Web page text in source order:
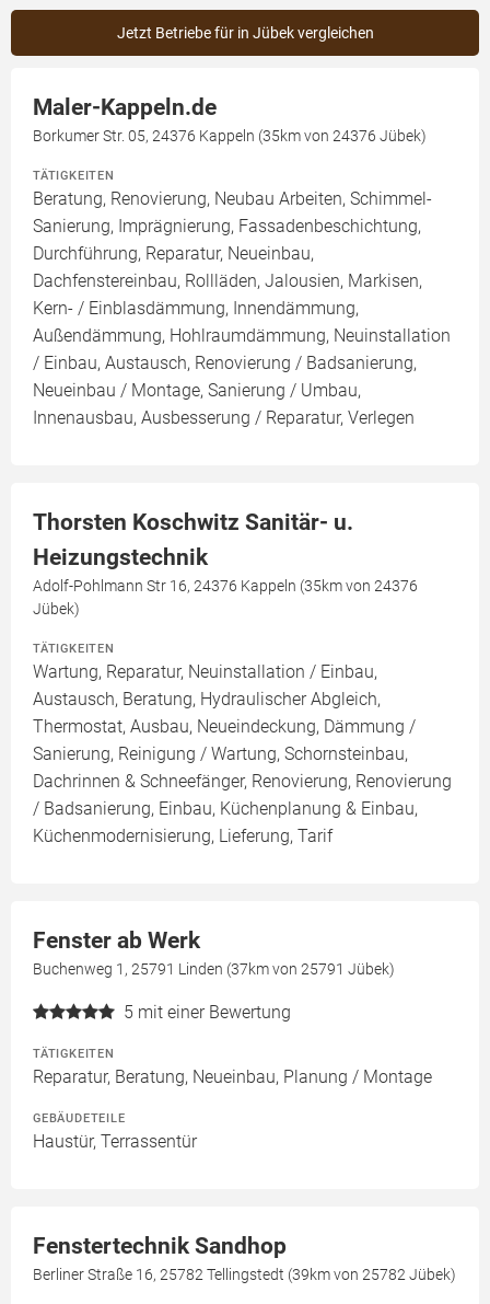
Jetzt Betriebe für in Jübek vergleichen
Maler-Kappeln.de
Borkumer Str. 05, 24376 Kappeln (35km von 24376 Jübek)
TÄTIGKEITEN
Beratung, Renovierung, Neubau Arbeiten, Schimmel-
Sanierung, Imprägnierung, Fassadenbeschichtung,
Durchführung, Reparatur, Neueinbau,
Dachfenstereinbau, Rollläden, Jalousien, Markisen,
Kern- / Einblasdämmung, Innendämmung,
Außendämmung, Hohlraumdämmung, Neuinstallation
/ Einbau, Austausch, Renovierung / Badsanierung,
Neueinbau / Montage, Sanierung / Umbau,
Innenausbau, Ausbesserung / Reparatur, Verlegen
Thorsten Koschwitz Sanitär- u.
Heizungstechnik
Adolf-Pohlmann Str 16, 24376 Kappeln (35km von 24376
Jübek)
TÄTIGKEITEN
Wartung, Reparatur, Neuinstallation / Einbau,
Austausch, Beratung, Hydraulischer Abgleich,
Thermostat, Ausbau, Neueindeckung, Dämmung /
Sanierung, Reinigung / Wartung, Schornsteinbau,
Dachrinnen & Schneefänger, Renovierung, Renovierung
/ Badsanierung, Einbau, Küchenplanung & Einbau,
Küchenmodernisierung, Lieferung, Tarif
Fenster ab Werk
Buchenweg 1, 25791 Linden (37km von 25791 Jübek)
5 mit einer Bewertung
TÄTIGKEITEN
Reparatur, Beratung, Neueinbau, Planung / Montage
GEBÄUDETEILE
Haustür, Terrassentür
Fenstertechnik Sandhop
Berliner Straße 16, 25782 Tellingstedt (39km von 25782 Jübek)